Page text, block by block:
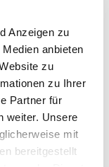
Anzeigen zu
anbieten
zu
zu Ihrer
Partner für
weiter. Unsere
mit
bereitgestellt
11:00